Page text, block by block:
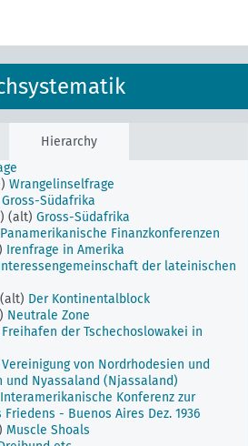
Hierarchy
Foyer-turc-Bewegung (Foyer turc)
Thrakienfrage
(alt)
Wolgadeutsche
Wirtschaftsgebiet an der Unterelbe (Groß-
Wrangelinselfrage
Gross-Südafrika
(alt) Gross-Südafrika
Panamerikanische Finanzkonferenzen
Irenfrage in Amerika
der lateinischen
Der Kontinentalblock
Neutrale Zone
Freihafen der Tschechoslowakei in
Vereinigung von Nordrhodesien und
und Nyassaland (Njassaland)
Interamerikanische Konferenz zur
Friedens - Buenos Aires Dez. 1936
Muscle Shoals